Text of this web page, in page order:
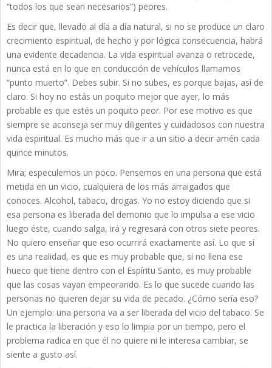
“todos los que sean necesarios”) peores.
Es decir que, llevado al día a día natural, si no se produce un claro
crecimiento espiritual, de hecho y por lógica consecuencia, habrá
una evidente decadencia. La vida espiritual avanza o retrocede,
nunca está en lo que en conducción de vehículos llamamos
“punto muerto”. Debes subir. Si no subes, es porque bajas, así de
claro. Si hoy no estás un poquito mejor que ayer, lo más
probable es que estés un poquito peor. Por ese motivo es que
siempre se aconseja ser muy diligentes y cuidadosos con nuestra
vida espiritual. Es mucho más que ir a un sitio a decir amén cada
quince minutos.
Mira; especulemos un poco. Pensemos en una persona que está
metida en un vicio, cualquiera de los más arraigados que
conoces. Alcohol, tabaco, drogas. Yo no estoy diciendo que si
esa persona es liberada del demonio que lo impulsa a ese vicio
luego éste, cuando salga, irá y regresará con otros siete peores.
No quiero enseñar que eso ocurrirá exactamente así. Lo que sí
es una realidad, es que es muy probable que, si no llena ese
hueco que tiene dentro con el Espíritu Santo, es muy probable
que las cosas vayan empeorando. Es lo que sucede cuando las
personas no quieren dejar su vida de pecado. ¿Cómo sería eso?
Un ejemplo: una persona va a ser liberada del vicio del tabaco. Se
le practica la liberación y eso lo limpia por un tiempo, pero el
problema radica en que él no quiere ni le interesa cambiar, se
siente a gusto así.